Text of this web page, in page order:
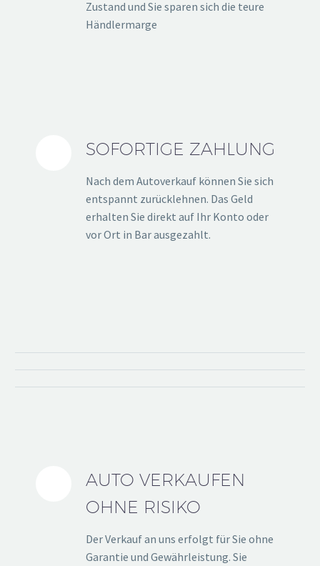
Zustand und Sie sparen sich die teure
Händlermarge
SOFORTIGE ZAHLUNG
Nach dem Autoverkauf können Sie sich
entspannt zurücklehnen. Das Geld
erhalten Sie direkt auf Ihr Konto oder
vor Ort in Bar ausgezahlt.
AUTO VERKAUFEN
OHNE RISIKO
Der Verkauf an uns erfolgt für Sie ohne
Garantie und Gewährleistung. Sie